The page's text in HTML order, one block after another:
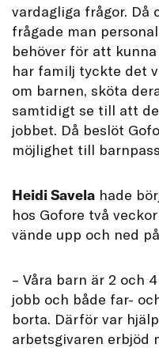
vardagliga frågor. Då
frågade man
behöver för att
har familj tyckte det
om barnen, sköta
samtidigt se till att
jobbet. Då beslöt
möjlighet till
Heidi Savela hade
hos Gofore två
vände upp och ned
– Våra barn är 2 och
jobb och både far-
borta. Därför var
arbetsgivaren erbjöd